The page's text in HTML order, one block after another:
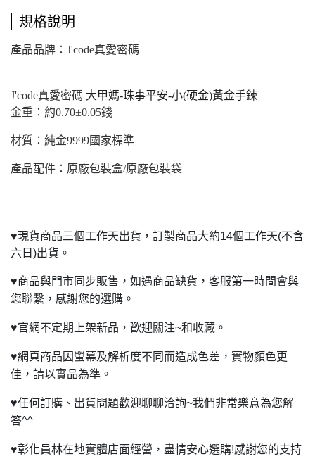
規格說明
產品品牌：J'code真愛密碼
J'code真愛密碼 大甲媽-珠事平安-小(硬金)黃金手鍊
金重：約0.70±0.05錢
材質：純金9999國家標準
產品配件：原廠包裝盒/原廠包裝袋
♥現貨商品三個工作天出貨，訂製商品大約14個工作天(不含
六日)出貨。
♥商品與門市同步販售，如遇商品缺貨，客服第一時間會與
您聯繫，感謝您的選購。
♥官網不定期上架新品，歡迎關注~和收藏。
♥網頁商品因螢幕及解析度不同而造成色差，實物顏色更
佳，請以實品為準。
♥任何訂購、出貨問題歡迎聊聊洽詢~我們非常樂意為您解
答^^
♥彰化員林在地實體店面經營，盡情安心選購!感謝您的支持